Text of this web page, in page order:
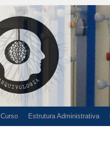
Curso Estrutura Administrativa